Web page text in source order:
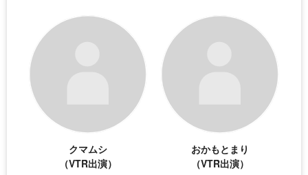
クマムシ
（VTR出演）
おかもとまり
（VTR出演）